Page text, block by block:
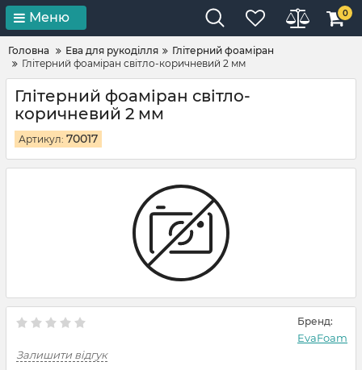
Меню 0
Головна Ева для рукоділля
Глітерний фоаміран
Глітерний фоаміран світло-коричневий 2 мм
Глітерний фоаміран світло-
коричневий 2 мм
Артикул: 70017
Бренд:
EvaFoam
Залишити відгук